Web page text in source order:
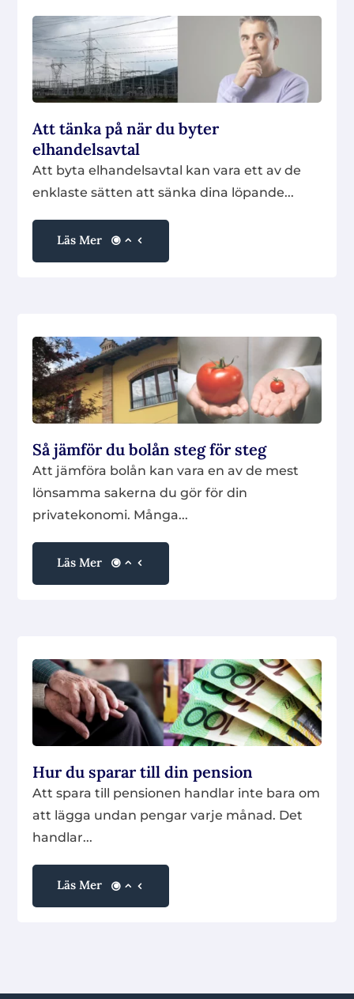
Att tänka på när du byter
elhandelsavtal
Att byta elhandelsavtal kan vara ett av de
enklaste sätten att sänka dina löpande...
Läs Mer
Så jämför du bolån steg för steg
Att jämföra bolån kan vara en av de mest
lönsamma sakerna du gör för din
privatekonomi. Många...
Läs Mer
Hur du sparar till din pension
Att spara till pensionen handlar inte bara om
att lägga undan pengar varje månad. Det
handlar...
Läs Mer